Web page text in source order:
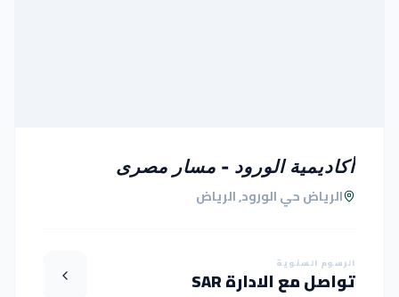
أكاديمية الورود - مسار مصرى
الرياض حي الورود, الرياض
الرسوم السنوية
تواصل مع الادارة SAR